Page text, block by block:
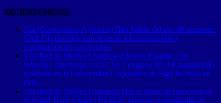
RECIENTEMENTE
Vía (Contrapunto| Agencias) Han Salido del aire 46 emisoras:
CNP Fija posición con respecto a la renovación o
reasignación de concesiones
Vía (Red de Medios | Agencias) Nueva Esparta | Los
Informa2 estuvieron allí: El 1er Congreso del Ají margariteño
realizado en la Universidad Corporativa de Sigo fue todo un
éxito
Vía (Red de Medios | Agencias) En el marco del mes rosa en
el World Trade Center | Dictarán Taller de Automaquillaje